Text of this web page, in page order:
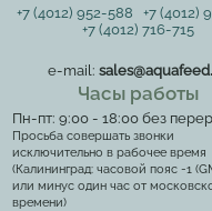
+7 (4012) 952-588
+7 (4012)
+7 (4012) 716-715
e-mail:
Часы работы
Пн-пт: 9:00 - 18:00 без
Просьба совершать звонки
исключительно в рабочее время
(Калининград: часовой пояс -1
или минус один час от
времени)